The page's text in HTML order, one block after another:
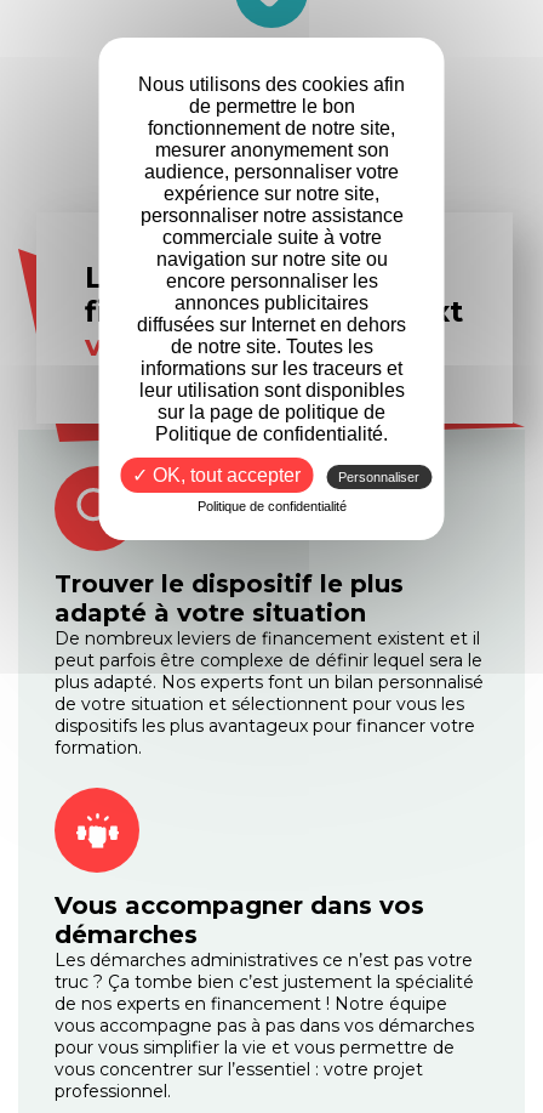
Entreprises
partenaires
Les experts en
financement Formanext
vous accompagnent
Trouver le dispositif le plus
adapté à votre situation
De nombreux leviers de financement existent et il
peut parfois être complexe de définir lequel sera le
plus adapté. Nos experts font un bilan personnalisé
de votre situation et sélectionnent pour vous les
dispositifs les plus avantageux pour financer votre
formation.
Vous accompagner dans vos
démarches
Les démarches administratives ce n’est pas votre
truc ? Ça tombe bien c’est justement la spécialité
de nos experts en financement ! Notre équipe
vous accompagne pas à pas dans vos démarches
pour vous simplifier la vie et vous permettre de
vous concentrer sur l’essentiel : votre projet
professionnel.
Nous utilisons des cookies afin
de permettre le bon
fonctionnement de notre site,
mesurer anonymement son
audience, personnaliser votre
expérience sur notre site,
personnaliser notre assistance
commerciale suite à votre
navigation sur notre site ou
encore personnaliser les
annonces publicitaires
diffusées sur Internet en dehors
de notre site. Toutes les
informations sur les traceurs et
leur utilisation sont disponibles
sur la page de politique de
Politique de confidentialité.
✓ OK, tout accepter
Personnaliser
Politique de confidentialité